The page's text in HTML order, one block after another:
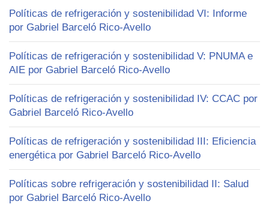
Políticas de refrigeración y sostenibilidad VI: Informe
por Gabriel Barceló Rico-Avello
Políticas de refrigeración y sostenibilidad V: PNUMA e
AIE por Gabriel Barceló Rico-Avello
Políticas de refrigeración y sostenibilidad IV: CCAC por
Gabriel Barceló Rico-Avello
Políticas de refrigeración y sostenibilidad III: Eficiencia
energética por Gabriel Barceló Rico-Avello
Políticas sobre refrigeración y sostenibilidad II: Salud
por Gabriel Barceló Rico-Avello